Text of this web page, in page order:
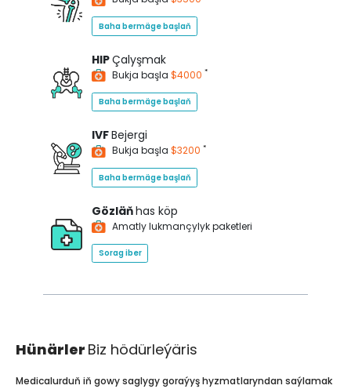
Baha bermäge başlaň
HIPÇalyşmak
Bukja başla $4000 *
Baha bermäge başlaň
IVFBejergi
Bukja başla $3200 *
Baha bermäge başlaň
Gözläňhas köp
Amatly lukmançylyk paketleri
Sorag iber
Hünärler Biz hödürleýäris
Medicalurduň iň gowy saglygy goraýyş hyzmatlaryndan saýlamak